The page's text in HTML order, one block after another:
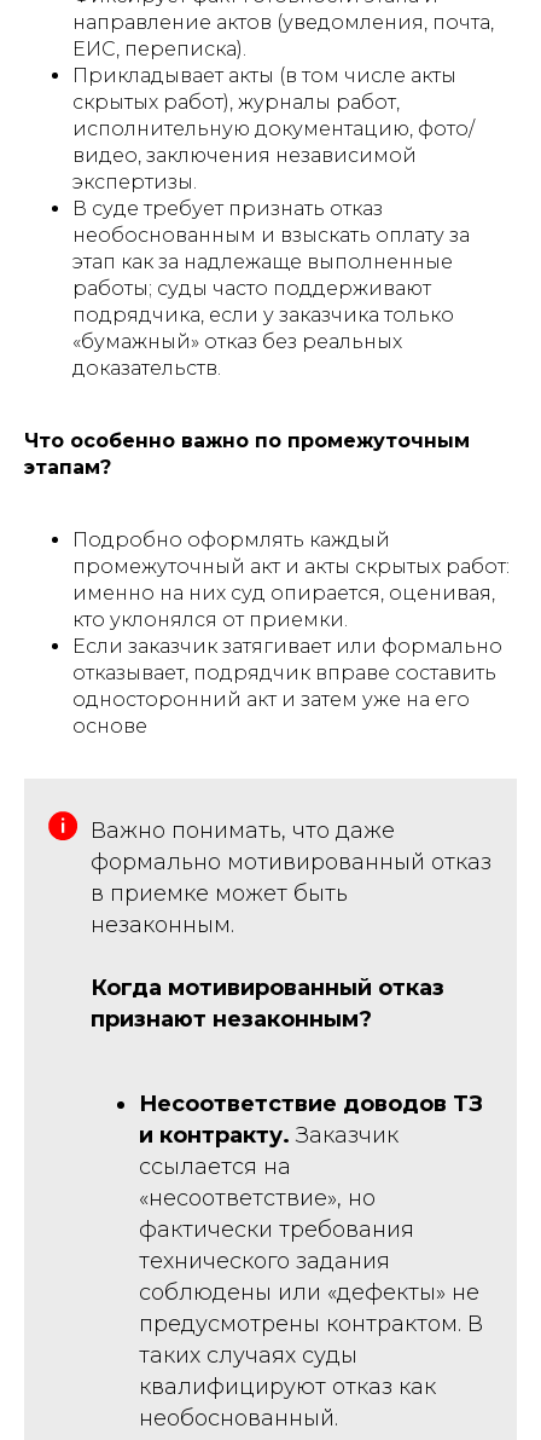
направление актов (уведомления, почта,
ЕИС, переписка).
Прикладывает акты (в том числе акты
скрытых работ), журналы работ,
исполнительную документацию, фото/
видео, заключения независимой
экспертизы.
В суде требует признать отказ
необоснованным и взыскать оплату за
этап как за надлежаще выполненные
работы; суды часто поддерживают
подрядчика, если у заказчика только
«бумажный» отказ без реальных
доказательств.
Что особенно важно по промежуточным
этапам?
Подробно оформлять каждый
промежуточный акт и акты скрытых работ:
именно на них суд опирается, оценивая,
кто уклонялся от приемки.
Если заказчик затягивает или формально
отказывает, подрядчик вправе составить
односторонний акт и затем уже на его
основе
Важно понимать, что даже
формально мотивированный отказ
в приемке может быть
незаконным.
Когда мотивированный отказ
признают незаконным?
Несоответствие доводов ТЗ
и контракту. Заказчик
ссылается на
«несоответствие», но
фактически требования
технического задания
соблюдены или «дефекты» не
предусмотрены контрактом. В
таких случаях суды
квалифицируют отказ как
необоснованный.